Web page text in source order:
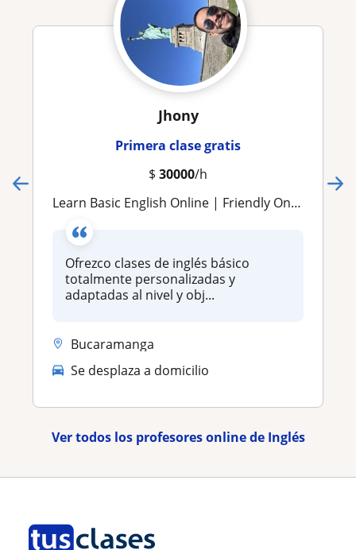
Jhony
Primera clase gratis
$ 30000/h
Learn Basic English Online | Friendly One-on-One Lessons
Ofrezco clases de inglés básico
totalmente personalizadas y
adaptadas al nivel y obj...
Bucaramanga
Se desplaza a domicilio
Ver todos los profesores online de Inglés